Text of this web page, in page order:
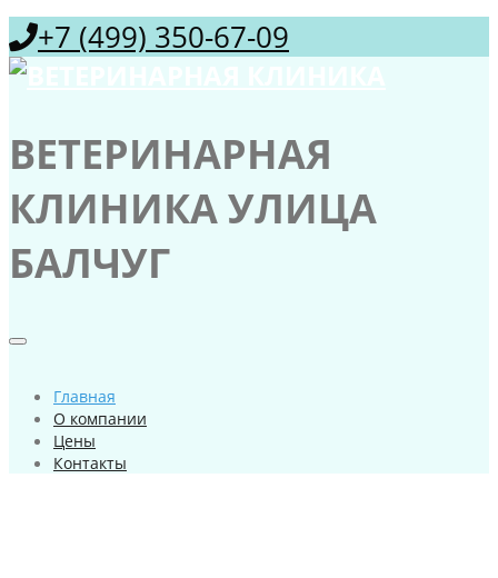
+7 (499) 350-67-09
ВЕТЕРИНАРНАЯ
КЛИНИКА УЛИЦА
БАЛЧУГ
Главная
О компании
Цены
Контакты